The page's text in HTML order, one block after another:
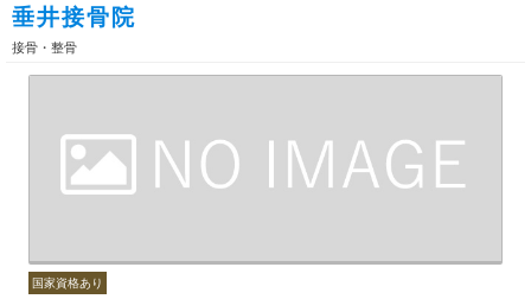
垂井接骨院
接骨・整骨
国家資格あり